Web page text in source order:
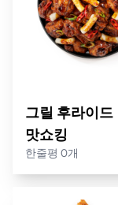
그릴 후라이드
맛쇼킹
한줄평 0개